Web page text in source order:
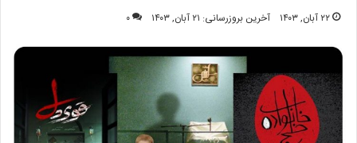
۲۲ آبان, ۱۴۰۳ آخرین بروزرسانی: ۲۱ آبان, ۱۴۰۳ ۰